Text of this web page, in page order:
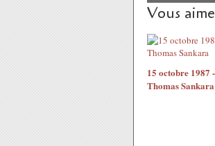
Vous
15 octobre 1987 -
Thomas Sankara